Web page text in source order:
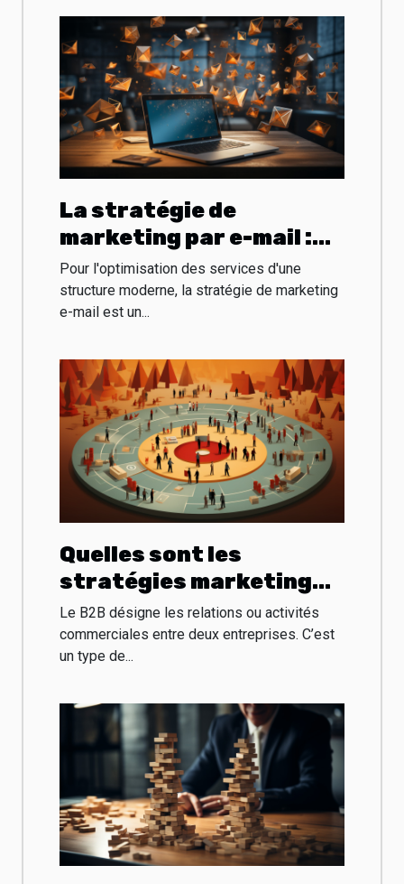
La stratégie de
marketing par e-mail :
bienfaits et limites
Pour l'optimisation des services d'une
structure moderne, la stratégie de marketing
e-mail est un...
Quelles sont les
stratégies marketing
B2B ?
Le B2B désigne les relations ou activités
commerciales entre deux entreprises. C’est
un type de...